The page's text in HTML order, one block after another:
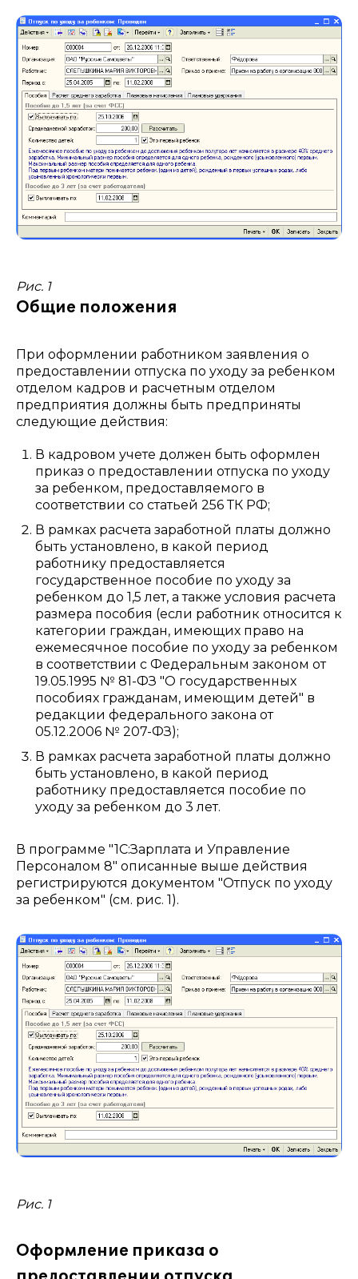
Рис. 1
Общие положения
При оформлении работником заявления о
предоставлении отпуска по уходу за ребенком
отделом кадров и расчетным отделом
предприятия должны быть предприняты
следующие действия:
В кадровом учете должен быть оформлен
приказ о предоставлении отпуска по уходу
за ребенком, предоставляемого в
соответствии со статьей 256 ТК РФ;
В рамках расчета заработной платы должно
быть установлено, в какой период
работнику предоставляется
государственное пособие по уходу за
ребенком до 1,5 лет, а также условия расчета
размера пособия (если работник относится к
категории граждан, имеющих право на
ежемесячное пособие по уходу за ребенком
в соответствии с Федеральным законом от
19.05.1995 № 81-ФЗ "О государственных
пособиях гражданам, имеющим детей" в
редакции федерального закона от
05.12.2006 № 207-ФЗ);
В рамках расчета заработной платы должно
быть установлено, в какой период
работнику предоставляется пособие по
уходу за ребенком до 3 лет.
В программе "1С:Зарплата и Управление
Персоналом 8" описанные выше действия
регистрируются документом "Отпуск по уходу
за ребенком" (см. рис. 1).
Рис. 1
Оформление приказа о